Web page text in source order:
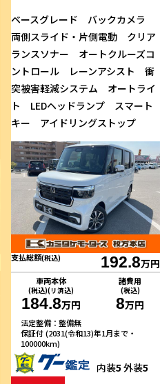
ベースグレード バックカメラ
両側スライド・片側電動 クリア
ランスソナー オートクルーズコ
ントロール レーンアシスト 衝
突被害軽減システム オートライ
ト LEDヘッドランプ スマート
キー アイドリングストップ
支払総額(税込) 192.8万円
車両本体
(税込)(リ済込)
184.8万円
諸費用
(税込)
8万円
法定整備：整備無
保証付 (2031(令和13)年1月まで・
100000km)
内装5 外装5